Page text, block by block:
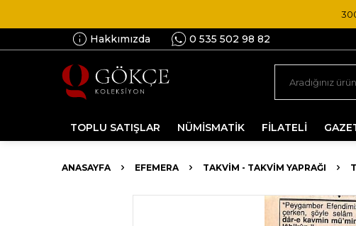
Hakkımızda 0 535 502 98 82
TOPLU SATIŞLAR NÜMİSMATİK FİLATELİ
ANASAYFA EFEMERA TAKVIM - TAKVIM YAPRAĞI